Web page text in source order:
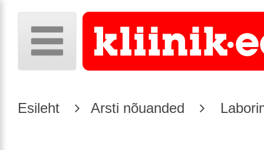
Esileht Arsti nõuanded